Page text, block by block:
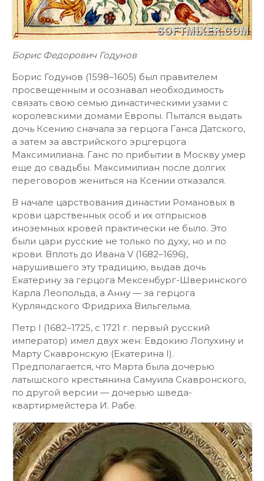
Борис Федорович Годунов
Борис Годунов (1598–1605) был правителем
просвещенным и осознавал необходимость
связать свою семью династическими узами с
королевскими домами Европы. Пытался выдать
дочь Ксению сначала за герцога Ганса Датского,
а затем за австрийского эрцгерцога
Максимилиана. Ганс по прибытии в Москву умер
еще до свадьбы. Максимилиан после долгих
переговоров жениться на Ксении отказался.
В начале царствования династии Романовых в
крови царственных особ и их отпрысков
иноземных кровей практически не было. Это
были цари русские не только по духу, но и по
крови. Вплоть до Ивана V (1682–1696),
нарушившего эту традицию, выдав дочь
Екатерину за герцога Мексенбург-Шверинского
Карла Леопольда, а Анну — за герцога
Курляндского Фридриха Вильгельма.
Петр I (1682–1725, с 1721 г. первый русский
император) имел двух жен: Евдокию Лопухину и
Марту Скавронскую (Екатерина I).
Предполагается, что Марта была дочерью
латышского крестьянина Самуила Скавронского,
по другой версии — дочерью шведа-
квартирмейстера И. Рабе.